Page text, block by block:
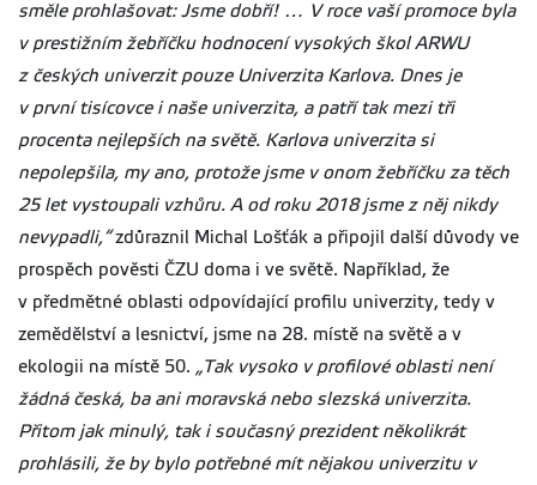
směle prohlašovat: Jsme dobří! … V roce vaší promoce byla
v prestižním žebříčku hodnocení vysokých škol ARWU
z českých univerzit pouze Univerzita Karlova. Dnes je
v první tisícovce i naše univerzita, a patří tak mezi tři
procenta nejlepších na světě. Karlova univerzita si
nepolepšila, my ano, protože jsme v onom žebříčku za těch
25 let vystoupali vzhůru. A od roku 2018 jsme z něj nikdy
nevypadli,“zdůraznil Michal Lošťák a připojil další důvody ve
prospěch pověsti ČZU doma i ve světě. Například, že
v předmětné oblasti odpovídající profilu univerzity, tedy v
zemědělství a lesnictví, jsme na 28. místě na světě a v
ekologii na místě 50. „Tak vysoko v profilové oblasti není
žádná česká, ba ani moravská nebo slezská univerzita.
Přitom jak minulý, tak i současný prezident několikrát
prohlásili, že by bylo potřebné mít nějakou univerzitu v